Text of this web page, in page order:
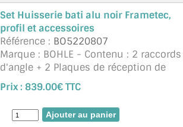
Set Huisserie bati alu noir Frametec,
profil et accessoires
Référence : BO5220807
Marque : BOHLE - Contenu : 2 raccords
d'angle + 2 Plaques de réception de
bande pour bande d'huisserie en alu +
3 Profilés d'huisserie avec onglets
prédécoupés + 3 Joint de but&eacut ...
suite
Prix : 839.00€ TTC